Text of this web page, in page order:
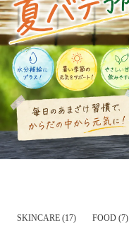
SKINCARE (17) FOOD (7)